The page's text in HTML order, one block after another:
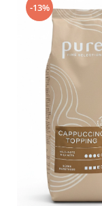
-13%